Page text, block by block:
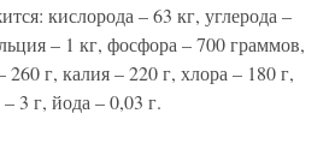
кислорода – 63 кг, углерода –
– 1 кг, фосфора – 700 граммов,
260 г, калия – 220 г, хлора – 180 г,
3 г, йода – 0,03 г.